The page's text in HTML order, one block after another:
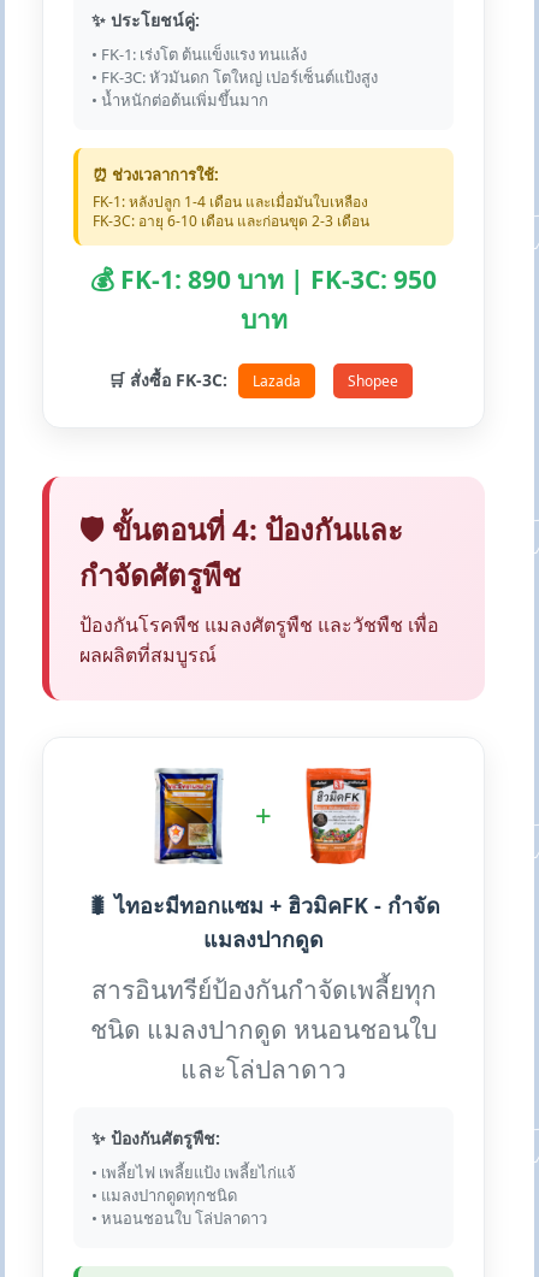
✨ ประโยชน์คู่:
• FK-1: เร่งโต ต้นแข็งแรง ทนแล้ง
• FK-3C: หัวมันดก โตใหญ่ เปอร์เซ็นต์แป้งสูง
• น้ำหนักต่อต้นเพิ่มขึ้นมาก
⏰ ช่วงเวลาการใช้:
FK-1: หลังปลูก 1-4 เดือน และเมื่อมันใบเหลือง
FK-3C: อายุ 6-10 เดือน และก่อนขุด 2-3 เดือน
💰 FK-1: 890 บาท | FK-3C: 950
บาท
🛒 สั่งซื้อ FK-3C: Lazada Shopee
🛡️ ขั้นตอนที่ 4: ป้องกันและ
กำจัดศัตรูพืช
ป้องกันโรคพืช แมลงศัตรูพืช และวัชพืช เพื่อ
ผลผลิตที่สมบูรณ์
+
🐛 ไทอะมีทอกแซม + ฮิวมิคFK - กำจัด
แมลงปากดูด
สารอินทรีย์ป้องกันกำจัดเพลี้ยทุก
ชนิด แมลงปากดูด หนอนชอนใบ
และโล่ปลาดาว
✨ ป้องกันศัตรูพืช:
• เพลี้ยไฟ เพลี้ยแป้ง เพลี้ยไก่แจ้
• แมลงปากดูดทุกชนิด
• หนอนชอนใบ โล่ปลาดาว